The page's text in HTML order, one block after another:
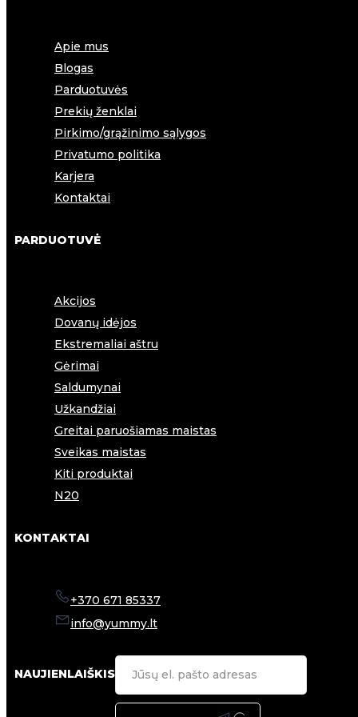
Apie mus
Blogas
Parduotuvės
Prekių ženklai
Pirkimo/grąžinimo sąlygos
Privatumo politika
Karjera
Kontaktai
PARDUOTUVĖ
Akcijos
Dovanų idėjos
Ekstremaliai aštru
Gėrimai
Saldumynai
Užkandžiai
Greitai paruošiamas maistas
Sveikas maistas
Kiti produktai
N20
KONTAKTAI
+370 671 85337
info@yummy.lt
NAUJIENLAIŠKIS